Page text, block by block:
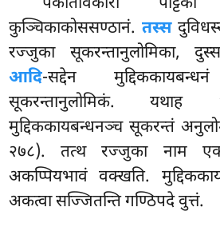
कुञ्चिकाकोससण्ठानं. तस्स
रज्जुका सूकरन्तानुलोमिका,
आदि-सद्देन
सूकरन्तानुलोमिकं.
मुद्दिककायबन्धनञ्च सूकरन्तं
२७८). तत्थ रज्जुका नाम
अकप्पियभावं वक्खति.
अकत्वा सज्जितन्ति गण्ठिपदे वुत्तं.